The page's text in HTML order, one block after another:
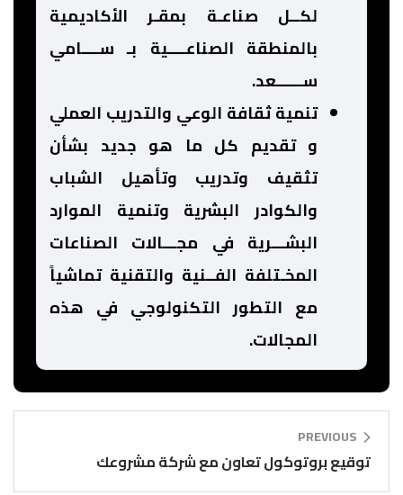
لكــل صناعـة بمقـر الأكاديمية
بالمنطقة الصناعــــية بـ ســــامي
ســــــعد.
تنمية ثقافة الوعي والتدريب العملي
و تقديم كل ما هو جديد بشأن
تثقيف وتدريب وتأهيل الشباب
والكوادر البشرية وتنمية الموارد
البشـــرية في مجـــالات الصناعات
المخـتلفة الفــنية والتقنية تماشياً
مع التطور التكنولوجي في هذه
المجالات.
PREVIOUS
توقيع بروتوكول تعاون مع شركة مشروعك